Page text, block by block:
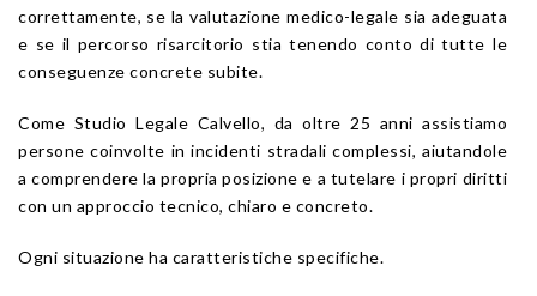
correttamente, se la valutazione medico-legale sia adeguata
e se il percorso risarcitorio stia tenendo conto di tutte le
conseguenze concrete subite.
Come Studio Legale Calvello, da oltre 25 anni assistiamo
persone coinvolte in incidenti stradali complessi, aiutandole
a comprendere la propria posizione e a tutelare i propri diritti
con un approccio tecnico, chiaro e concreto.
Ogni situazione ha caratteristiche specifiche.